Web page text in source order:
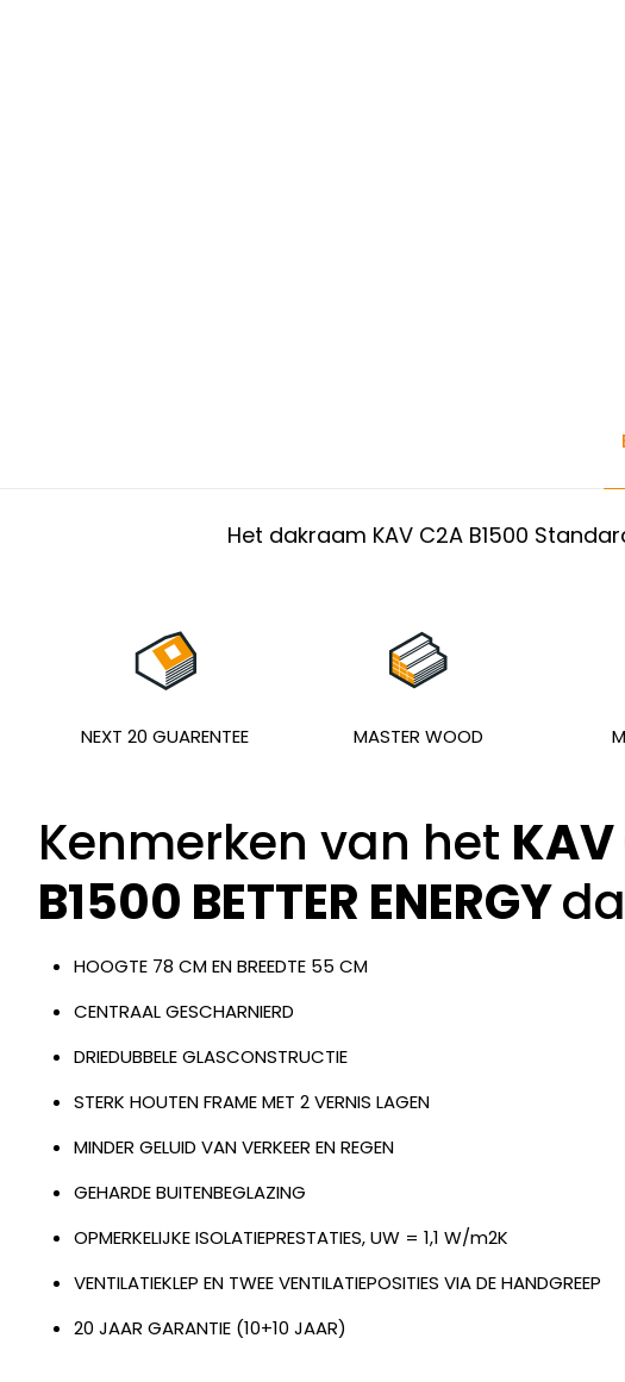
Het dakraam KAV C2A B1500
NEXT 20 GUARENTEE MASTER WOOD
Kenmerken van het
B1500 BETTER ENERGY
HOOGTE 78 CM EN BREEDTE 55 CM
CENTRAAL GESCHARNIERD
DRIEDUBBELE GLASCONSTRUCTIE
STERK HOUTEN FRAME MET 2 VERNIS LAGEN
MINDER GELUID VAN VERKEER EN REGEN
GEHARDE BUITENBEGLAZING
OPMERKELIJKE ISOLATIEPRESTATIES, UW = 1,1 W/m2K
VENTILATIEKLEP EN TWEE VENTILATIEPOSITIES VIA DE HANDGREEP
20 JAAR GARANTIE (10+10 JAAR)